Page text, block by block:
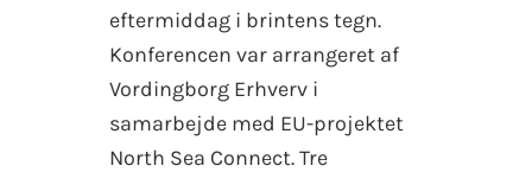
eftermiddag i brintens tegn.
Konferencen var arrangeret af
Vordingborg Erhverv i
samarbejde med EU-projektet
North Sea Connect. Tre